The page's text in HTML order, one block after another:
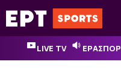
Μετάβαση
σε
περιεχόμενο
LIVE TV ΕΡΑΣΠΟΡ